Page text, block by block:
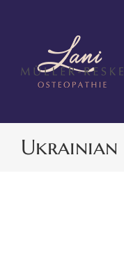
springen
Ukrainian